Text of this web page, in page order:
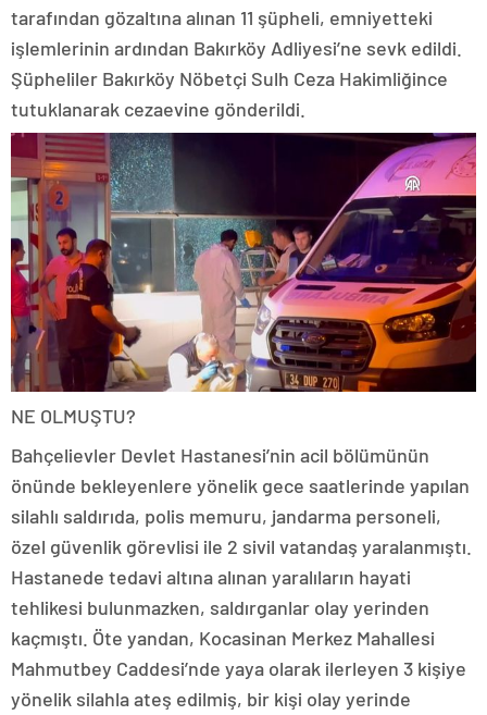
tarafından gözaltına alınan 11 şüpheli, emniyetteki
işlemlerinin ardından Bakırköy Adliyesi’ne sevk edildi.
Şüpheliler Bakırköy Nöbetçi Sulh Ceza Hakimliğince
tutuklanarak cezaevine gönderildi.
NE OLMUŞTU?
Bahçelievler Devlet Hastanesi’nin acil bölümünün
önünde bekleyenlere yönelik gece saatlerinde yapılan
silahlı saldırıda, polis memuru, jandarma personeli,
özel güvenlik görevlisi ile 2 sivil vatandaş yaralanmıştı.
Hastanede tedavi altına alınan yaralıların hayati
tehlikesi bulunmazken, saldırganlar olay yerinden
kaçmıştı. Öte yandan, Kocasinan Merkez Mahallesi
Mahmutbey Caddesi’nde yaya olarak ilerleyen 3 kişiye
yönelik silahla ateş edilmiş, bir kişi olay yerinde